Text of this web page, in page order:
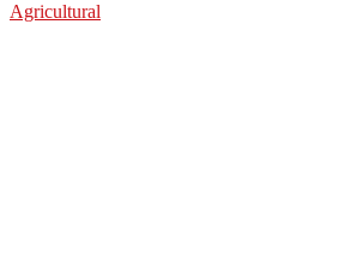
Agricultural